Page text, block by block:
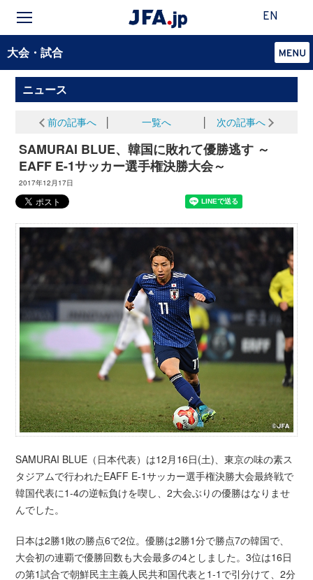
EN
大会・試合
ニュース
前の記事へ 一覧へ 次の記事へ
SAMURAI BLUE、韓国に敗れて優勝逃す ～
EAFF E-1サッカー選手権決勝大会～
2017年12月17日
SAMURAI BLUE（日本代表）は12月16日(土)、東京の味の素ス
タジアムで行われたEAFF E-1サッカー選手権決勝大会最終戦で
韓国代表に1-4の逆転負けを喫し、2大会ぶりの優勝はなりませ
んでした。
日本は2勝1敗の勝点6で2位。優勝は2勝1分で勝点7の韓国で、
大会初の連覇で優勝回数も大会最多の4としました。3位は16日
の第1試合で朝鮮民主主義人民共和国代表と1-1で引分けて、2分